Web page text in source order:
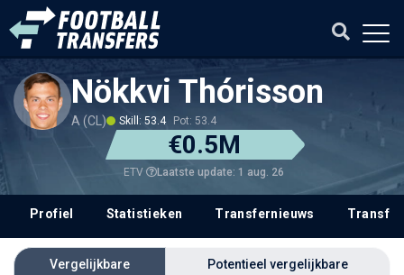
Nökkvi Thórisson
A (CL) Skill: 53.4 Pot: 53.4
€0.5M
ETV Laatste update: 1 aug. 26
Profiel Statistieken Transfernieuws
Vergelijkbare
Potentieel vergelijkbare